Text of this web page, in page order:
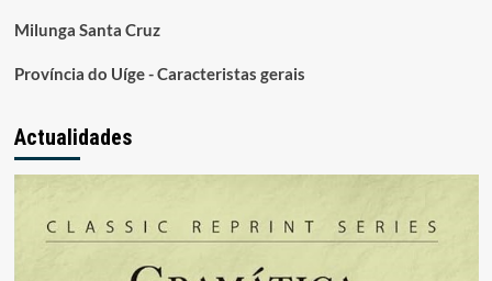
Milunga Santa Cruz
Província do Uíge - Caracteristas gerais
Actualidades